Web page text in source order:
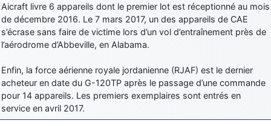
Aicraft livre 6 appareils dont le premier lot est réceptionné au mois
de décembre 2016. Le 7 mars 2017, un des appareils de CAE
s’écrase sans faire de victime lors d’un vol d’entraînement près de
l’aérodrome d’Abbeville, en Alabama.
Enfin, la force aérienne royale jordanienne (RJAF) est le dernier
acheteur en date du G-120TP après le passage d’une commande
pour 14 appareils. Les premiers exemplaires sont entrés en
service en avril 2017.